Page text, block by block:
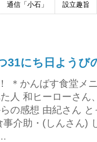
通信「小石」 設立趣旨
31にち日ようび
＊かんばす食堂メ
人 和ヒーローさん
の感想 由紀さん
事介助・(しんさん)